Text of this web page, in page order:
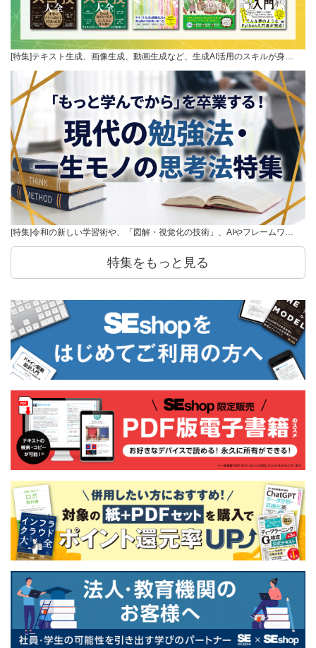
[特集]テキスト生成、画像生成、動画生成など、生成AI活用のスキルが身…
[特集]令和の新しい学習術や、「図解・視覚化の技術」、AIやフレームワ…
特集をもっと見る